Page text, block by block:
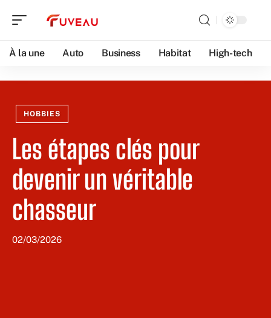
À la une Auto Business Habitat High-tech
HOBBIES
Les étapes clés pour
devenir un véritable
chasseur
02/03/2026